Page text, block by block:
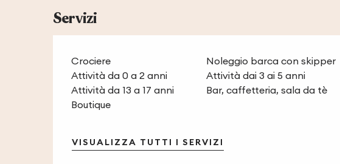
Servizi
Crociere Noleggio barca con skipper
Attività da 0 a 2 anni
Attività dai 3 ai 5 anni
Attività da 13 a 17 anni
Bar, caffetteria, sala da tè
Boutique
VISUALIZZA TUTTI I SERVIZI